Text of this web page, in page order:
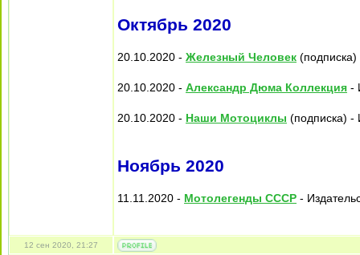
Октябрь 2020
20.10.2020 - Железный Человек
20.10.2020 - Александр Дюма Коллекция -
20.10.2020 - Наши Мотоциклы (подписка) -
Ноябрь 2020
11.11.2020 - Мотолегенды СССР -
12 сен 2020, 21:27